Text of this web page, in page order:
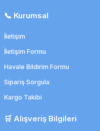
📞 Kurumsal
İletişim
İletişim Formu
Havale Bildirim Formu
Sipariş Sorgula
Kargo Takibi
🛒 Alışveriş Bilgileri